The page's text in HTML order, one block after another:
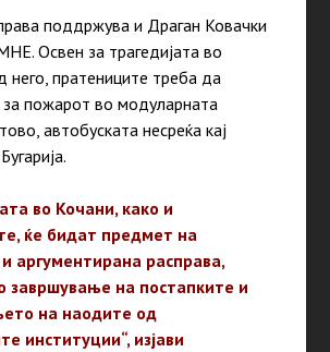
поддржува и Драган Ковачки
Освен за трагедијата во
него, пратениците треба да
за пожарот во модуларната
автобуската несреќа кај
во Кочани, како и
ќе бидат предмет на
аргументирана расправа,
завршување на постапките и
на наодите од
институции“, изјави